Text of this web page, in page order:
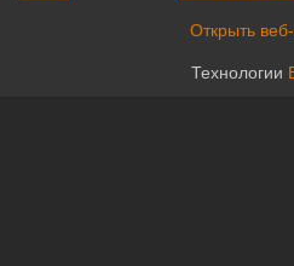
Открыть
Технологии